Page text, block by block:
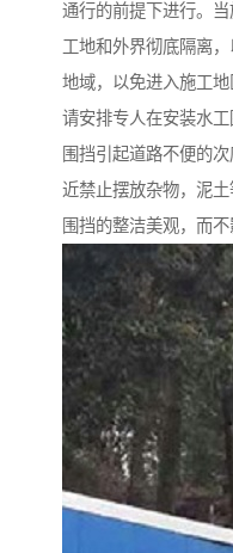
通行的前提下进行。
工地和外界彻底隔离
地域，以免进入施工
请安排专人在安装水
围挡引起道路不便的
近禁止摆放杂物，泥
围挡的整洁美观，而不